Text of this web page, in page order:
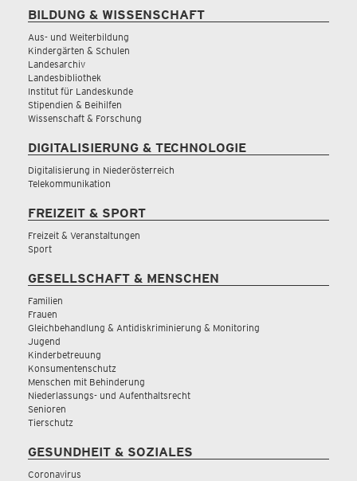
BILDUNG & WISSENSCHAFT
Aus- und Weiterbildung
Kindergärten & Schulen
Landesarchiv
Landesbibliothek
Institut für Landeskunde
Stipendien & Beihilfen
Wissenschaft & Forschung
DIGITALISIERUNG & TECHNOLOGIE
Digitalisierung in Niederösterreich
Telekommunikation
FREIZEIT & SPORT
Freizeit & Veranstaltungen
Sport
GESELLSCHAFT & MENSCHEN
Familien
Frauen
Gleichbehandlung & Antidiskriminierung & Monitoring
Jugend
Kinderbetreuung
Konsumentenschutz
Menschen mit Behinderung
Niederlassungs- und Aufenthaltsrecht
Senioren
Tierschutz
GESUNDHEIT & SOZIALES
Coronavirus